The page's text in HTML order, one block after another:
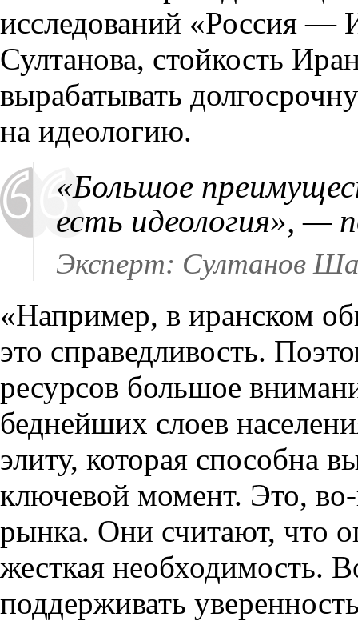
исследований «Россия
Султанова, стойкость
вырабатывать
на идеологию.
«Большое
есть идеология», —
Эксперт: Султанов
«Например, в иранском
это справедливость.
ресурсов большое
беднейших слоев
элиту, которая способна
ключевой момент. Это,
рынка. Они считают, что
жесткая необходимость.
поддерживать